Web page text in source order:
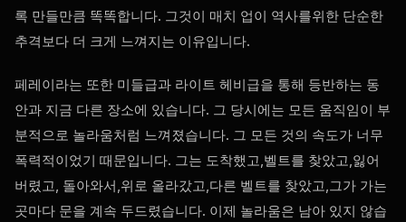
록 만들만큼 똑똑합니다. 그것이 매치 업이 역사를위한 단순한
추격보다 더 크게 느껴지는 이유입니다.
페레이라는 또한 미들급과 라이트 헤비급을 통해 등반하는 동
안과 지금 다른 장소에 있습니다. 그 당시에는 모든 움직임이 부
분적으로 놀라움처럼 느껴졌습니다. 그 모든 것의 속도가 너무
폭력적이었기 때문입니다. 그는 도착했고,벨트를 찾았고,잃어
버렸고, 돌아와서,위로 올라갔고,다른 벨트를 찾았고,그가 가는
곳마다 문을 계속 두드렸습니다. 이제 놀라움은 남아 있지 않습